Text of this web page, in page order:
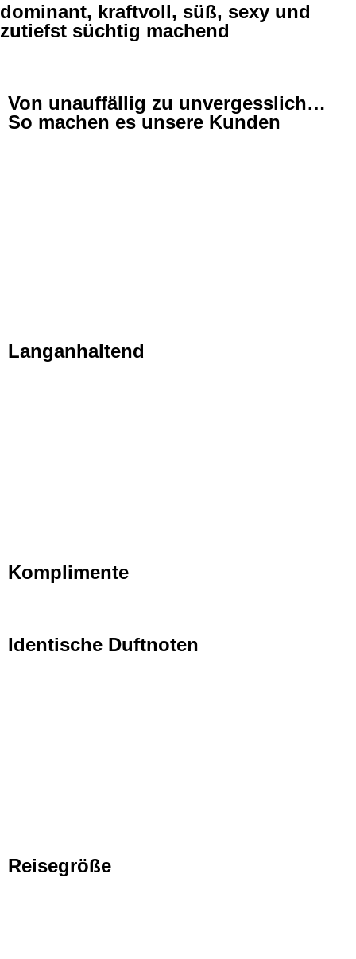
dominant, kraftvoll, süß, sexy und
zutiefst süchtig machend
Von unauffällig zu unvergesslich…
So machen es unsere Kunden
Langanhaltend
Komplimente
Identische Duftnoten
Reisegröße